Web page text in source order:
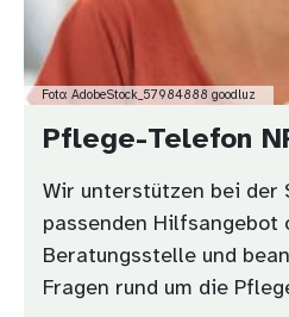
Foto: AdobeStock_57984888 goodluz
Pflege-Telefon
Wir unterstützen bei der
passenden Hilfsangebot
Beratungsstelle und
Fragen rund um die